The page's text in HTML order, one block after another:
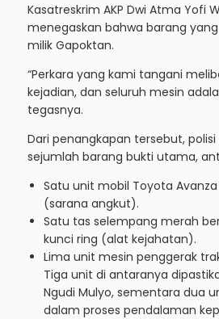
Kasatreskrim AKP Dwi Atma Yofi
menegaskan bahwa barang
milik Gapoktan.
“Perkara yang kami tangani
kejadian, dan seluruh mesin
tegasnya.
Dari penangkapan tersebut,
sejumlah barang bukti utama,
Satu unit mobil Toyota
(sarana angkut).
Satu tas selempang merah
kunci ring (alat kejahatan).
Lima unit mesin penggerak
Tiga unit di antaranya
Ngudi Mulyo, sementara dua
dalam proses pendalaman